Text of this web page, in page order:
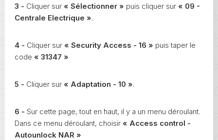
3 - Cliquer sur « Sélectionner » puis cliquer sur « 09 -
Centrale Electrique ».
4 - Cliquer sur « Security Access - 16 » puis taper le
code « 31347 »
5 - Cliquer sur « Adaptation - 10 ».
6 - Sur cette page, tout en haut, il y a un menu déroulant.
Dans ce menu déroulant, choisir « Access control -
Autounlock NAR »